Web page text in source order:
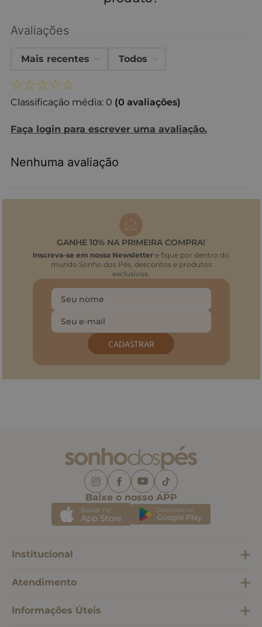
Avaliações
☆☆☆☆☆
Classificação média: 0 (0 avaliações)
Faça login para escrever uma avaliação.
Mais recentes Todos
Nenhuma avaliação
GANHE 10% NA PRIMEIRA COMPRA!
Inscreva-se em nossa Newsletter e fique por dentro do
mundo Sonho dos Pés, descontos e produtos
exclusivos.
CADASTRAR
Baixe o nosso APP
Institucional
Atendimento
Informações Úteis